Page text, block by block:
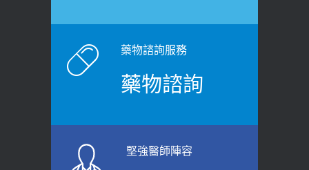
原則避免血糖血壓飆高
2026-06-08
上班常待在冷氣房？小心泌尿道感染
老後睡不好、夜間易跌倒
2021-03-05
藥物諮詢服務
藥物諮詢
堅強醫師陣容